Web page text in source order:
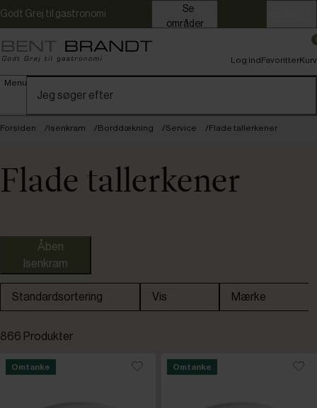
Godt Grej til gastronomi
områder
Menu
Log indFavoritterKurv
Forsiden Isenkram Borddækning Service Flade tallerkener
Flade tallerkener
Isenkram
Standardsortering Vis Mærke
866 Produkter
Omtanke Omtanke